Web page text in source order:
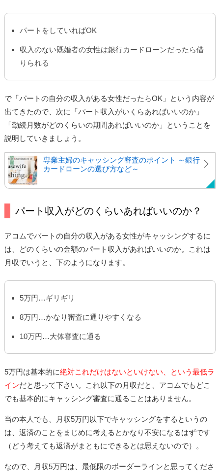
パートをしていればOK
収入のない既婚者の女性は銀行カードローンだったら借
りられる
で「パートの自分の収入がある女性だったらOK」という内容が
出てきたので、次に「パート収入がいくらあればいいのか」
「勤続月数がどのくらいの期間あればいいのか」ということを
説明していきましょう。
専業主婦のキャッシング審査のポイント ～銀行
カードローンの選び方など～
パート収入がどのくらいあればいいのか？
アコムでパートの自分の収入がある女性がキャッシングするに
は、どのくらいの金額のパート収入があればいいのか。これは
月収でいうと、下のようになります。
5万円…ギリギリ
8万円…かなり審査に通りやすくなる
10万円…大体審査に通る
5万円は基本的に絶対これだけはないといけない、という最低ラ
インだと思って下さい。これ以下の月収だと、アコムでもどこ
でも基本的にキャッシング審査に通ることはありません。
当の本人でも、月収5万円以下でキャッシングをするというの
は、返済のことをまじめに考えるとかなり不安になるはずです
（どう考えても返済がまともにできるとは思えないので）。
なので、月収5万円は、最低限のボーダーラインと思ってくださ